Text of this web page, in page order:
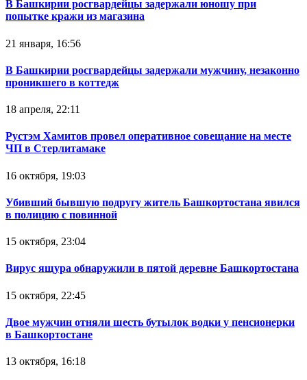
В Башкирии росгвардейцы задержали юношу при
попытке кражи из магазина
21 января, 16:56
В Башкирии росгвардейцы задержали мужчину, незаконно
проникшего в коттедж
18 апреля, 22:11
Рустэм Хамитов провел оперативное совещание на месте
ЧП в Стерлитамаке
16 октября, 19:03
Убивший бывшую подругу житель Башкортостана явился
в полицию с повинной
15 октября, 23:04
Вирус ящура обнаружили в пятой деревне Башкортостана
15 октября, 22:45
Двое мужчин отняли шесть бутылок водки у пенсионерки
в Башкортостане
13 октября, 16:18